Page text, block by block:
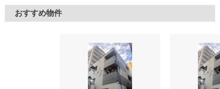
おすすめ物件